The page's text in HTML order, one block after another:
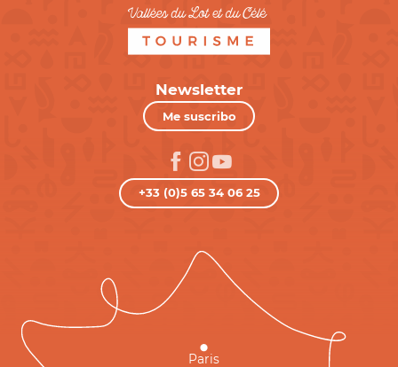
Newsletter
Me suscribo
+33 (0)5 65 34 06 25
Paris